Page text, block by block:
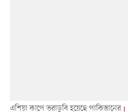
এশিয়া কাপে ভরাডুবি হয়েছে পাকিস্তানের